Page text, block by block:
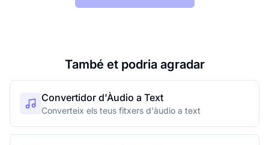
També et podria agradar
Convertidor d'Àudio a Text
Converteix els teus fitxers d'àudio a text